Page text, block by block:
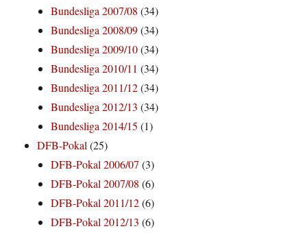
Bundesliga 2007/08 (34)
Bundesliga 2008/09(34)
Bundesliga 2009/10(34)
Bundesliga 2010/11 (34)
Bundesliga 2011/12(34)
Bundesliga 2012/13 (34)
Bundesliga 2014/15 (1)
DFB-Pokal(25)
DFB-Pokal 2006/07 (3)
DFB-Pokal 2007/08 (6)
DFB-Pokal 2011/12(6)
DFB-Pokal 2012/13 (6)